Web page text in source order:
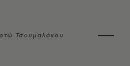
Τσουμαλάκου